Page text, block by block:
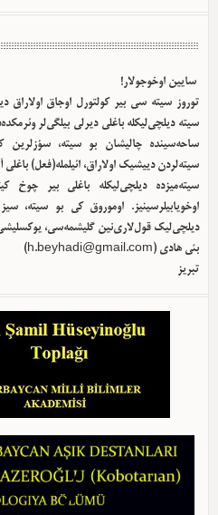
سایین اوخوجولار!
توروز سیته سی بیر کولتورل اوجاق اولا‌راق
سیته دیلچی‌لیکله باغلی دیرلی بیلگی‌لر
ساحه‌سینده چالیشان بو سیته، سؤزلرین
سیته‌لردن دییشیک اولا‌راق، ائیلمله(فعل) باغلی
سیته‌میزده دیلچی‌لیکله باغلی بیر چوخ
اوخویابیلرسینیز. اوموروق کی بو سیته،
دیلچی‌لیک قول‌لاری‌نین گلیشمه‌سی، یوکسلیشی
بئی هادی (h.beyhadi@gmail.com
)
تبریز